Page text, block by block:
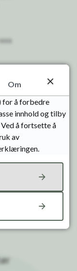
Om
for å forbedre
innhold og tilby
å fortsette å
av